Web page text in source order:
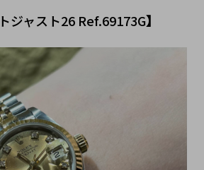
ジャスト26 Ref.69173G】